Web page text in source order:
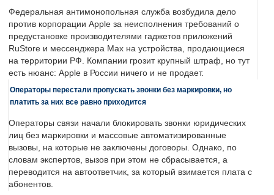
Федеральная антимонопольная служба возбудила дело
против корпорации Apple за неисполнения требований о
предустановке производителями гаджетов приложений
RuStore и мессенджера Max на устройства, продающиеся
на территории РФ. Компании грозит крупный штраф, но тут
есть нюанс: Apple в России ничего и не продает.
Операторы перестали пропускать звонки без маркировки, но
платить за них все равно приходится
Операторы связи начали блокировать звонки юридических
лиц без маркировки и массовые автоматизированные
вызовы, на которые не заключены договоры. Однако, по
словам экспертов, вызов при этом не сбрасывается, а
переводится на автоответчик, за который взимается плата с
абонентов.